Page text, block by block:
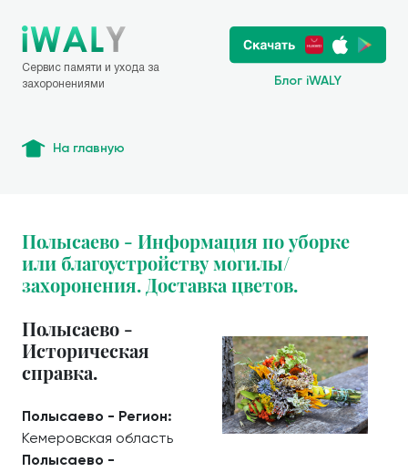
Сервис памяти и ухода за
захоронениями
Блог iWALY
На главную
Полысаево - Информация по уборке
или благоустройству могилы/
захоронения. Доставка цветов.
Полысаево -
Историческая
справка.
Полысаево - Регион:
Кемеровская область
Полысаево -